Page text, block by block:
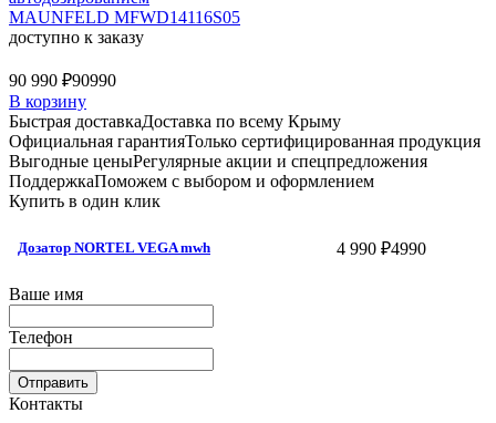
MAUNFELD MFWD14116S05
доступно к заказу
90 990 ₽90990
В корзину
Быстрая доставкаДоставка по всему Крыму
Официальная гарантияТолько сертифицированная продукция
Выгодные ценыРегулярные акции и спецпредложения
ПоддержкаПоможем с выбором и оформлением
Купить в один клик
Дозатор NORTEL VEGA mwh 4 990 ₽4990
Ваше имя
Телефон
Отправить
Контакты